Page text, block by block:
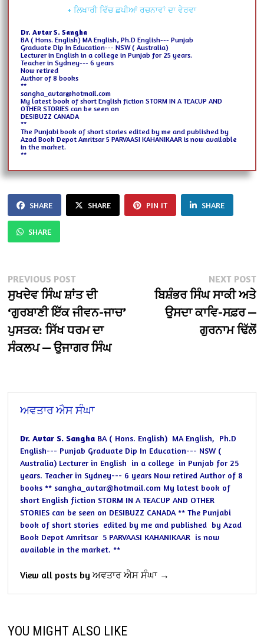
+ ਲਿਖਾਰੀ ਵਿੱਚ ਛਪੀਆਂ ਰਚਨਾਵਾਂ ਦਾ ਵੇਰਵਾ
Dr. Avtar S. Sangha
BA ( Hons. English) MA English, Ph.D English--- Punjab
Graduate Dip In Education--- NSW ( Australia)
Lecturer in English in a college in Punjab for 25 years.
Teacher in Sydney--- 6 years
Now retired
Author of 8 books
**
sangha_avtar@hotmail.com
My latest book of short English fiction STORM IN A TEACUP AND
OTHER STORIES can be seen on
DESIBUZZ CANADA
**
The Punjabi book of short stories edited by me and published by
Azad Book Depot Amritsar 5 PARVAASI KAHANIKAAR is now available
in the market.
**
SHARE SHARE PIN IT SHARE
SHARE
Post
navigation
PREVIOUS POSTPrevious
post:
ਸੁਖਦੇਵ ਸਿੰਘ ਸ਼ਾਂਤ ਦੀ
‘ਗੁਰਬਾਣੀ ਇੱਕ ਜੀਵਨ-ਜਾਚ’
ਪੁਸਤਕ: ਸਿੱਖ ਧਰਮ ਦਾ
ਸੰਕਲਪ — ਉਜਾਗਰ ਸਿੰਘ
NEXT POST
ਬਿਸ਼ੰਭਰ ਸਿੰਘ ਸਾਕੀ ਅਤੇ
ਉਸਦਾ ਕਾਵਿ-ਸਫ਼ਰ —
ਗੁਰਨਾਮ ਢਿੱਲੋਂ
ਅਵਤਾਰ ਐਸ ਸੰਘਾ
Dr. Avtar S. Sangha BA ( Hons. English) MA English, Ph.D
English--- Punjab Graduate Dip In Education--- NSW (
Australia) Lecturer in English in a college in Punjab for 25
years. Teacher in Sydney--- 6 years Now retired Author of 8
books ** sangha_avtar@hotmail.com My latest book of
short English fiction STORM IN A TEACUP AND OTHER
STORIES can be seen on DESIBUZZ CANADA ** The Punjabi
book of short stories edited by me and published by Azad
Book Depot Amritsar 5 PARVAASI KAHANIKAAR is now
available in the market. **
View all posts by ਅਵਤਾਰ ਐਸ ਸੰਘਾ →
YOU MIGHT ALSO LIKE